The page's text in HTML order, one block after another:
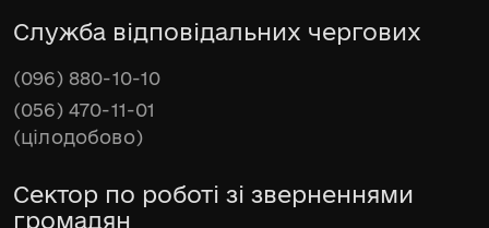
Служба відповідальних чергових
(096) 880-10-10
(056) 470-11-01
(цілодобово)
Сектор по роботі зі зверненнями
громадян